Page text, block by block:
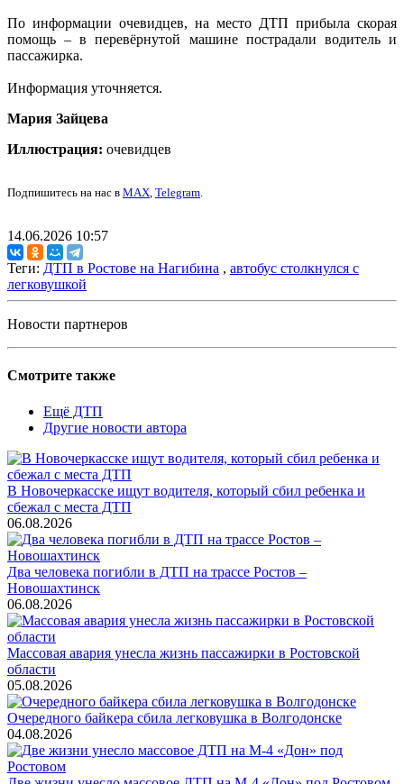
По информации очевидцев, на место ДТП прибыла скорая
помощь – в перевёрнутой машине пострадали водитель и
пассажирка.
Информация уточняется.
Мария Зайцева
Иллюстрация: очевидцев
Подпишитесь на нас в MAX, Telegram.
14.06.2026 10:57
Теги: ДТП в Ростове на Нагибина , автобус столкнулся с
легковушкой
Новости партнеров
Смотрите также
Ещё ДТП
Другие новости автора
В Новочеркасске ищут водителя, который сбил ребенка и
сбежал с места ДТП
06.08.2026
Два человека погибли в ДТП на трассе Ростов –
Новошахтинск
06.08.2026
Массовая авария унесла жизнь пассажирки в Ростовской
области
05.08.2026
Очередного байкера сбила легковушка в Волгодонске
04.08.2026